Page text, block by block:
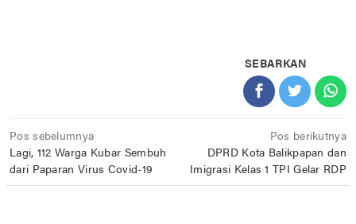
SEBARKAN
Navigasi
pos
Pos sebelumnya
Lagi, 112 Warga Kubar Sembuh
dari Paparan Virus Covid-19
Pos berikutnya
DPRD Kota Balikpapan dan
Imigrasi Kelas 1 TPI Gelar RDP